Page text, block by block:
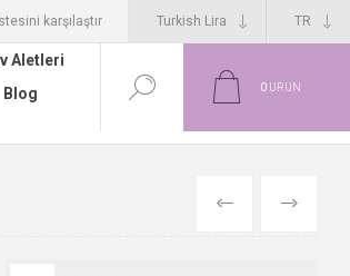
karşılaştır
Aletleri
Blog
0 ÜRÜN
ÖNCEKISONRAKI